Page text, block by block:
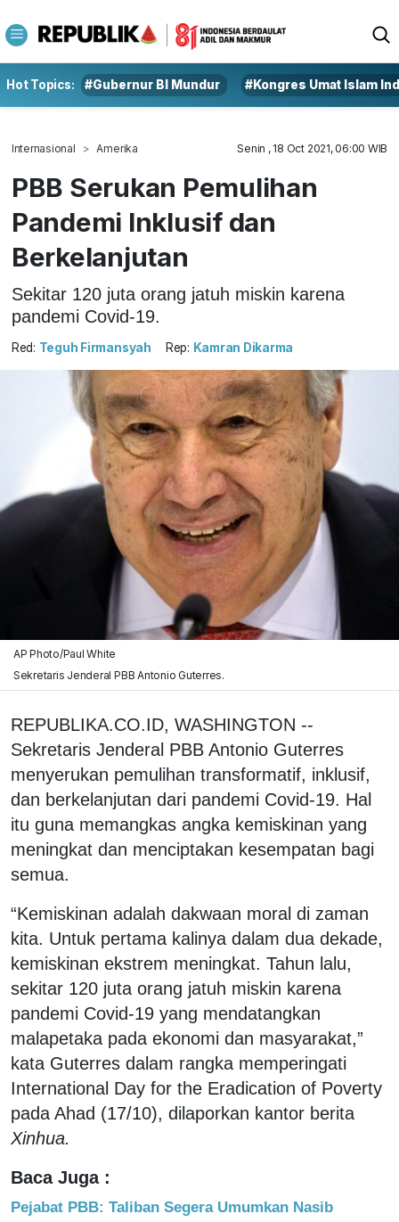
Hot Topics: #Gubernur BI Mundur #Kongres Umat Islam
Internasional Amerika Senin , 18 Oct 2021, 06:00 WIB
PBB Serukan Pemulihan
Pandemi Inklusif dan
Berkelanjutan
Sekitar 120 juta orang jatuh miskin karena
pandemi Covid-19.
Red: Teguh Firmansyah Rep: Kamran Dikarma
AP Photo/Paul White
Sekretaris Jenderal PBB Antonio Guterres.
REPUBLIKA.CO.ID, WASHINGTON --
Sekretaris Jenderal PBB Antonio Guterres
menyerukan pemulihan transformatif, inklusif,
dan berkelanjutan dari pandemi Covid-19. Hal
itu guna memangkas angka kemiskinan yang
meningkat dan menciptakan kesempatan bagi
semua.
“Kemiskinan adalah dakwaan moral di zaman
kita. Untuk pertama kalinya dalam dua dekade,
kemiskinan ekstrem meningkat. Tahun lalu,
sekitar 120 juta orang jatuh miskin karena
pandemi Covid-19 yang mendatangkan
malapetaka pada ekonomi dan masyarakat,”
kata Guterres dalam rangka memperingati
International Day for the Eradication of Poverty
pada Ahad (17/10), dilaporkan kantor berita
Xinhua.
Baca Juga :
Pejabat PBB: Taliban Segera Umumkan Nasib